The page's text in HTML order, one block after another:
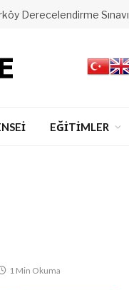
EĞİTİMLER
1 Min Okuma